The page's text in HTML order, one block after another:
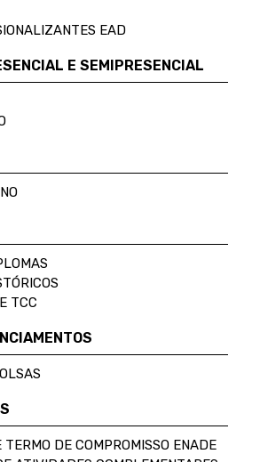
EAD
E SEMIPRESENCIAL
TCC
DE COMPROMISSO ENADE